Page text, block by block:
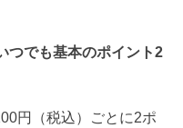
つでも基本のポイント2
円（税込）ごとに2ポ